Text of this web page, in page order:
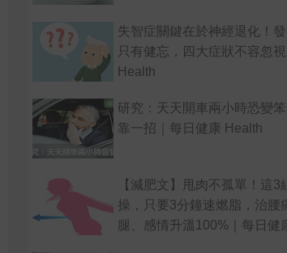
失智症關鍵在於神經退化！
只有健忘，四大症狀不容忽
Health
研究：天天開車兩小時恐變
靠一招｜每日健康 Health
【減肥文】甩肉不孤單！這3
操，只要3分鐘速燃脂，治腰
腿、感情升溫100%｜每日健